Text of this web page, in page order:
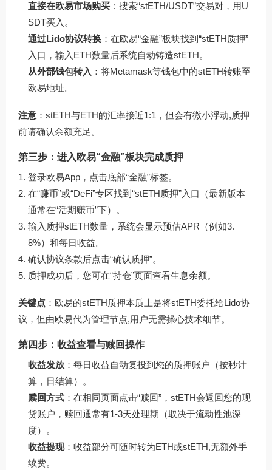
直接在欧易市场购买 ：搜索“stETH/USDT”交易对，用U
SDT买入。
通过Lido协议转换 ：在欧易“金融”板块找到“stETH质押”
入口，输入ETH数量后系统自动铸造stETH。
从外部钱包转入 ：将Metamask等钱包中的stETH转账至
欧易地址。
注意 ：stETH与ETH的汇率接近1:1，但会有微小浮动,质押
前请确认余额充足。
第三步：进入欧易“金融”板块完成质押
登录欧易App，点击底部“金融”标签。
在“赚币”或“DeFi”专区找到“stETH质押”入口（最新版本
通常在“活期赚币”下）。
输入质押stETH数量，系统会显示预估APR（例如3.
8%）和每日收益。
确认协议条款后点击“确认质押”。
质押成功后，您可在“持仓”页面查看生息余额。
关键点 ：欧易的stETH质押本质上是将stETH委托给Lido协
议，但由欧易代为管理节点,用户无需操心技术细节。
第四步：收益查看与赎回操作
收益发放 ：每日收益自动复投到您的质押账户（按秒计
算，日结算）。
赎回方式 ：在相同页面点击“赎回”，stETH会返回您的现
货账户，赎回通常有1-3天处理期（取决于流动性池深
度）。
收益提现：收益部分可随时转为ETH或stETH,无额外手
续费。